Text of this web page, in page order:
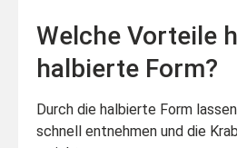
Welche Vorteile
halbierte Form?
Durch die halbierte Form
schnell entnehmen und die